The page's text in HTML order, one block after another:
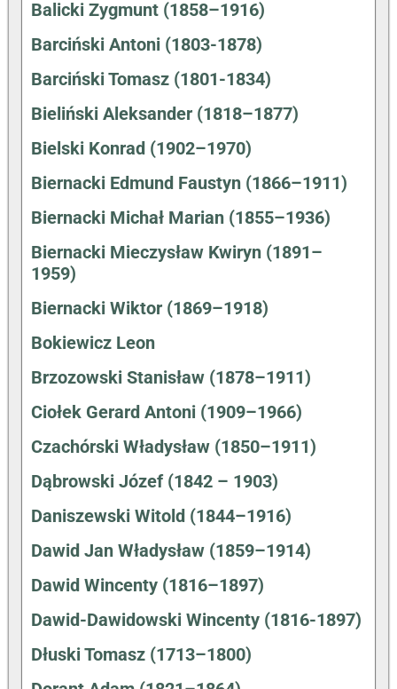
Balicki Zygmunt (1858–1916)
Barciński Antoni (1803-1878)
Barciński Tomasz (1801-1834)
Bieliński Aleksander (1818–1877)
Bielski Konrad (1902–1970)
Biernacki Edmund Faustyn (1866–1911)
Biernacki Michał Marian (1855–1936)
Biernacki Mieczysław Kwiryn (1891–
1959)
Biernacki Wiktor (1869–1918)
Bokiewicz Leon
Brzozowski Stanisław (1878–1911)
Ciołek Gerard Antoni (1909–1966)
Czachórski Władysław (1850–1911)
Dąbrowski Józef (1842 – 1903)
Daniszewski Witold (1844–1916)
Dawid Jan Władysław (1859–1914)
Dawid Wincenty (1816–1897)
Dawid-Dawidowski Wincenty (1816-1897)
Dłuski Tomasz (1713–1800)